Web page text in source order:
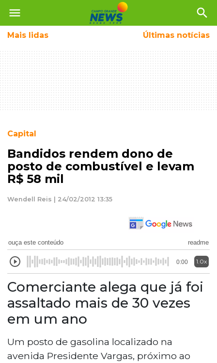
menu search
Mais lidas Últimas notícias
Capital
Bandidos rendem dono de
posto de combustível e levam
R$ 58 mil
Wendell Reis | 24/02/2012 13:35
ouça este conteúdo readme
0:00 1.0x
Comerciante alega que já foi
assaltado mais de 30 vezes
em um ano
Um posto de gasolina localizado na
avenida Presidente Vargas, próximo ao